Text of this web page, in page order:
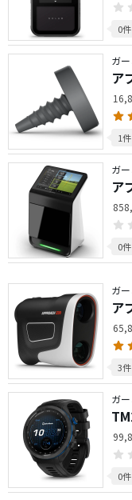
0件
ガ
ア
1件
ガ
ア
0件
ガ
ア
3件
ガ
0件